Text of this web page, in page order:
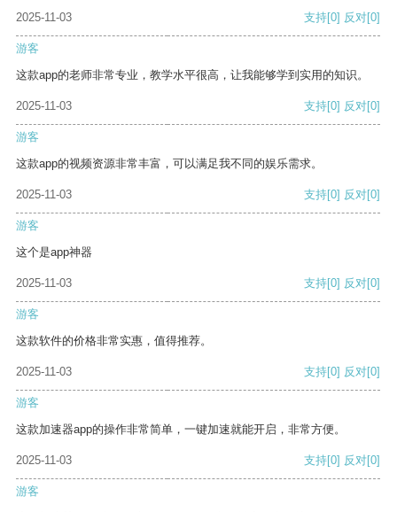
2025-11-03
支持[0] 反对[0]
游客
这款app的老师非常专业，教学水平很高，让我能够学到实用的知识。
2025-11-03 支持[0] 反对[0]
游客
这款app的视频资源非常丰富，可以满足我不同的娱乐需求。
2025-11-03 支持[0] 反对[0]
游客
这个是app神器
2025-11-03 支持[0] 反对[0]
游客
这款软件的价格非常实惠，值得推荐。
2025-11-03 支持[0] 反对[0]
游客
这款加速器app的操作非常简单，一键加速就能开启，非常方便。
2025-11-03 支持[0] 反对[0]
游客